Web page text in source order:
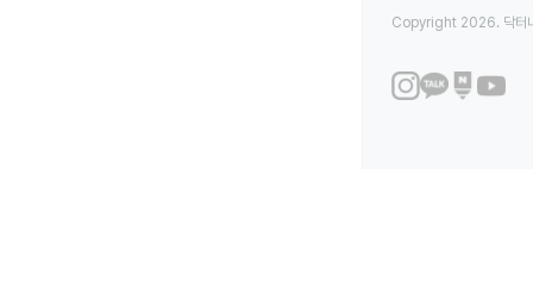
Copyright 2026. 닥터